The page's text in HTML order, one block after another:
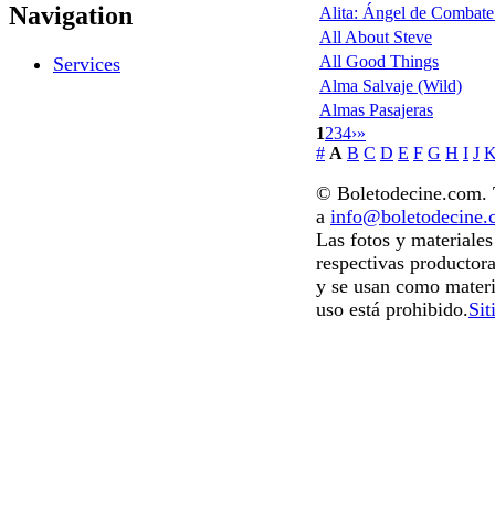
Navigation
Services
Alita: Ángel de
All About Steve
All Good Things
Alma Salvaje (Wild)
Almas Pasajeras
1234›»
# A B C D E F G H I J
© Boletodecine.com.
a
Las fotos y
respectivas
y se usan como
uso está prohibido.